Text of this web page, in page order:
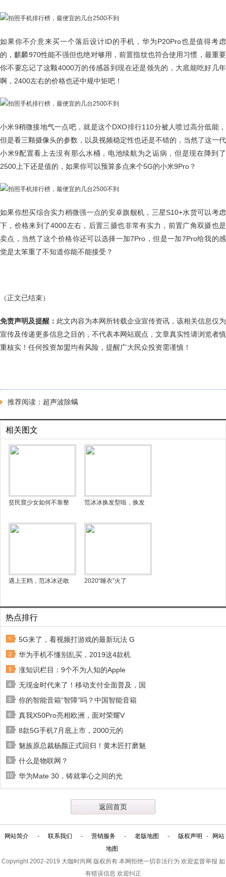
如果你不介意来买一个落后设计ID的手机，华为P20Pro也是值得考虑
的，麒麟970性能不强但也绝对够用，前置指纹也符合使用习惯，最重要
你不要忘记了这颗4000万的传感器到现在还是领先的，大底能吃好几年
啊，2400左右的价格也还中规中矩吧！
小米9稍微接地气一点吧，就是这个DXO排行110分被人喷过高分低能，
但是看三颗摄像头的参数，以及视频稳定性也还是不错的，当然了这一代
小米9配置看上去没有那么水桶，电池续航为之诟病，但是现在降到了
2500上下还是值的，如果你可以预算多点来个5G的小米9Pro？
如果你想买综合实力稍微强一点的安卓旗舰机，三星S10+水货可以考虑
下，价格来到了4000左右，后置三摄也非常有实力，前置广角双摄也是
卖点，当然了这个价格你还可以选择一加7Pro，但是一加7Pro给我的感
觉是太笨重了不知道你能不能接受？
（正文已结束）
免责声明及提醒： 此文内容为本网所转载企业宣传资讯，该相关信息仅为
宣传及传递更多信息之目的，不代表本网站观点，文章真实性请浏览者慎
重核实！任何投资加盟均有风险，提醒广大民众投资需谨慎！
推荐阅读： 超声波除螨
相关图文
贫民窟少女如何不靠整 范冰冰换发型啦，换发
遇上王鸥，范冰冰还敢 2020“睡衣”火了
热点排行
5G来了，看视频打游戏的最新玩法 G
华为手机不懂别乱买，2019这4款机
涨知识栏目：9个不为人知的Apple
无现金时代来了！移动支付全面普及，国
你的智能音箱“智障”吗？中国智能音箱
真我X50Pro亮相欧洲，面对荣耀V
8款5G手机7月底上市，2000元的
魅族原总裁杨颜正式回归！黄木匠打磨魅
什么是物联网？
华为Mate 30，铸就掌心之间的光
返回首页
网站简介 - 联系我们 - 营销服务 - 老版地图 - 版权声明 -
网站
地图
Copyright 2002-2019 大咖时尚网 版权所有 本网拒绝一切非法行为 欢迎监督举报 如
有错误信息 欢迎纠正